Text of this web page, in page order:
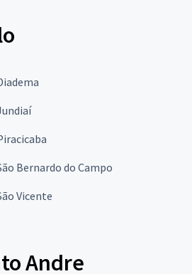
Bernardo do Campo
Vicente
Andre